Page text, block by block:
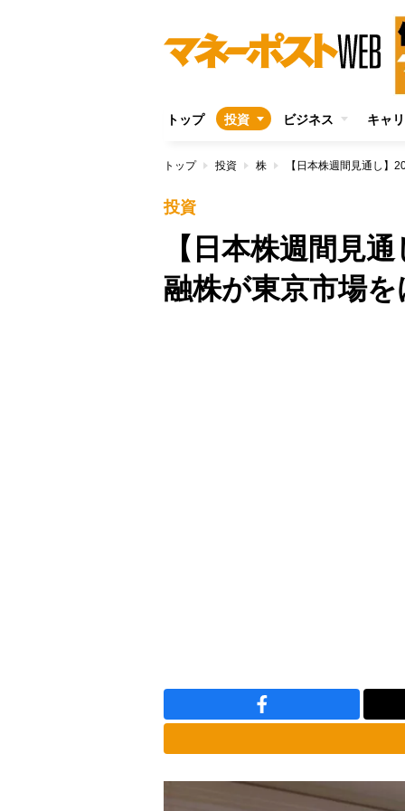
トップ 投資 ビジネス キャ
トップ 投資 株 【日本株週間見通し】
投資
【日本株週間見
融株が東京市場